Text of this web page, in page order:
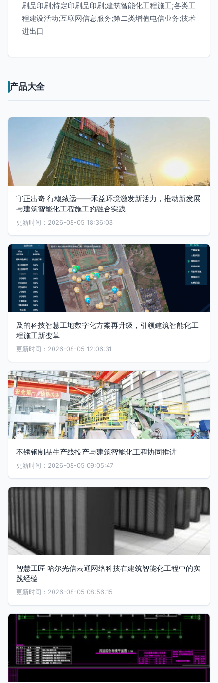
刷品印刷;特定印刷品印刷;建筑智能化工程施工;各类工
程建设活动;互联网信息服务;第二类增值电信业务;技术
进出口
产品大全
守正出奇 行稳致远——禾益环境激发新活力，推动新发展
与建筑智能化工程施工的融合实践
更新时间：2026-08-05 18:36:03
及的科技智慧工地数字化方案再升级，引领建筑智能化工
程施工新变革
更新时间：2026-08-05 12:06:31
不锈钢制品生产线投产与建筑智能化工程协同推进
更新时间：2026-08-05 09:05:47
智慧工匠 哈尔光信云通网络科技在建筑智能化工程中的实
践经验
更新时间：2026-08-05 08:56:15